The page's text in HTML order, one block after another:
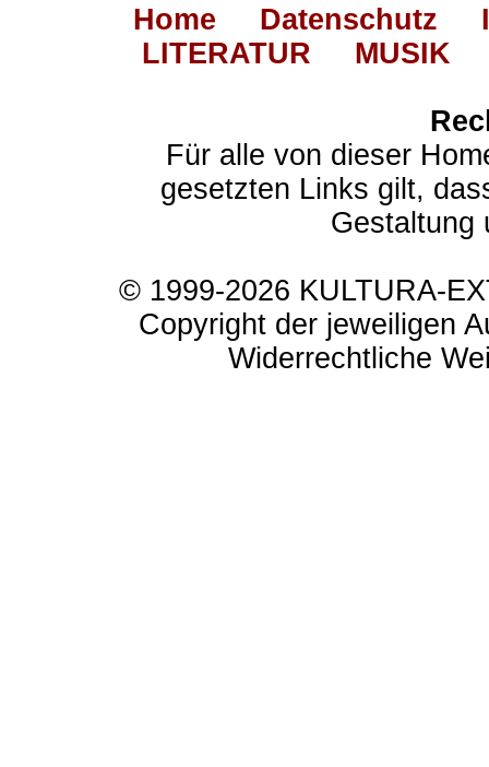
Home Datenschutz
LITERATUR
MUSIK
Für alle von dieser
gesetzten Links gilt,
Gestaltung
© 1999-2026 KULTURA-
Copyright der jeweiligen
Widerrechtliche